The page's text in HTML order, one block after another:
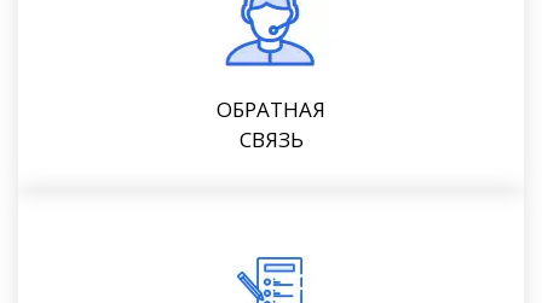
ОБРАТНАЯ
СВЯЗЬ